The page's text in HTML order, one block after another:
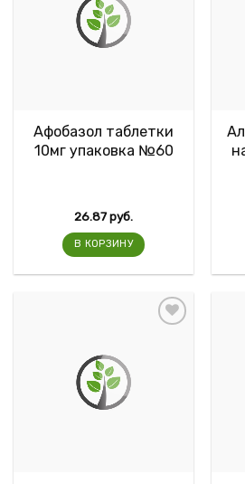
Афобазол таблетки
10мг упаковка №60
26.87руб.
В КОРЗИНУ